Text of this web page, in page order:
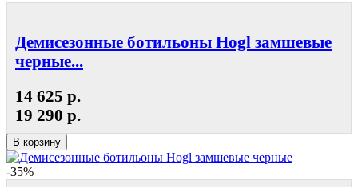
Демисезонные ботильоны Hogl замшевые
черные...
14 625 р.
19 290 р.
В корзину
-35%